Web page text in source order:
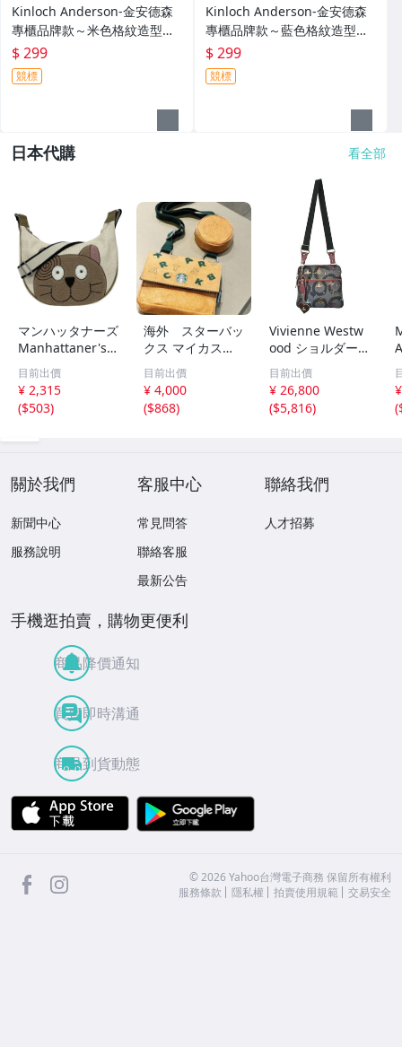
Kinloch Anderson-金安德森
專櫃品牌款～米色格紋造型設
計～優美上衣299元起標～
$ 299
競標
Kinloch Anderson-金安德森
專櫃品牌款～藍色格紋造型設
計～優美上衣299元起標～
$ 299
競標
日本代購 看全部
マンハッタナーズ
Manhattaner's
ショルダーバッグ
- コットン、レザ
ー アイボリー×ブ
ラウン×黒 ネコ/
目前出價
¥ 2,315
($503)
海外 スターバッ
クス マイカスタ
マイズジャーニー
セット 2WAY シ
ョルダーバッグ
ポーチ STARBUC
目前出價
¥ 4,000
($868)
Vivienne Westw
ood ショルダー
バッグ レディー
ス ヴィヴィアン
ウエスドウッド
中古 古着
目前出價
¥ 26,800
($5,816)
(
關於我們
新聞中心
服務說明
客服中心
常見問答
聯絡客服
最新公告
聯絡我們
人才招募
手機逛拍賣，購物更便利
商品降價通知
買賣即時溝通
商品到貨動態
APP Store
facebook ©2026 Yahoo台灣電子商務 保留所有權利
服務條款
隱私權 拍賣使用規範 交易安全